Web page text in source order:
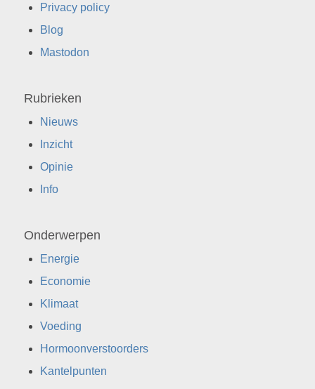
Privacy policy
Blog
Mastodon
Rubrieken
Nieuws
Inzicht
Opinie
Info
Onderwerpen
Energie
Economie
Klimaat
Voeding
Hormoonverstoorders
Kantelpunten